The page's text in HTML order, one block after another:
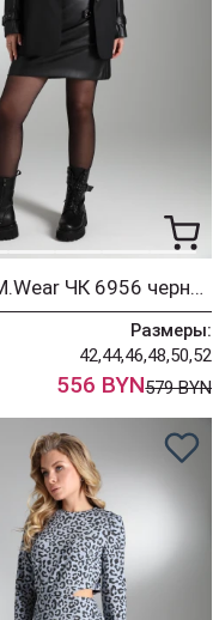
Костюм LM.Wear ЧК 6956 черный
Размеры:
42,44,46,48,50,52
556 BYN579 BYN